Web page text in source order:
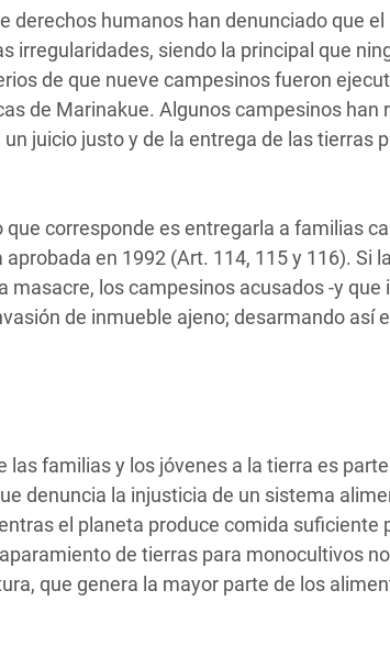
derechos humanos han denunciado que
irregularidades, siendo la principal que
de que nueve campesinos fueron
de Marinakue. Algunos campesinos han
juicio justo y de la entrega de las tierras
corresponde es entregarla a familias
en 1992 (Art. 114, 115 y 116). Si
los campesinos acusados -y que
de inmueble ajeno; desarmando así
familias y los jóvenes a la tierra es
denuncia la injusticia de un sistema
el planeta produce comida suficiente
de tierras para monocultivos
que genera la mayor parte de los